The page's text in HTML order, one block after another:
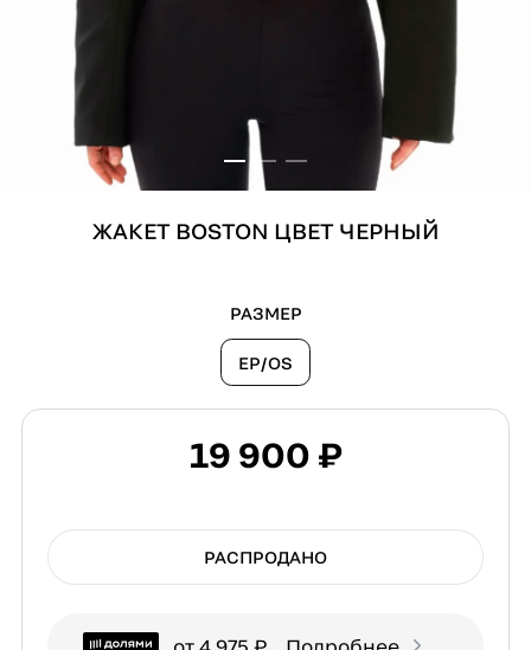
ЖАКЕТ BOSTON ЦВЕТ ЧЕРНЫЙ
РАЗМЕР
EP/OS
19 900 ₽
РАСПРОДАНО
от 4 975 ₽ Подробнее